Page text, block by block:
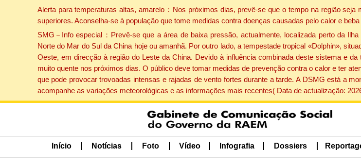
Alerta para temperaturas altas, amarelo：Nos próximos dias, prevê-se que o tempo na região
superiores. Aconselha-se à população que tome medidas contra doenças causadas pelo calor e
SMG－Info especial：Prevê-se que a área de baixa pressão, actualmente, localizada perto da
Norte do Mar do Sul da China hoje ou amanhã. Por outro lado, a tempestade tropical «Dolphin»,
Oeste, em direcção à região do Leste da China. Devido à influência combinada deste sistema e
muito quente nos próximos dias. O público deve tomar medidas de prevenção contra o calor e ter
que pode provocar trovoadas intensas e rajadas de vento fortes durante a tarde. A DSMG está a
acompanhe as variações meteorológicas e as informações mais recentes( Data de actualização:
Início Notícias Foto Vídeo Infografia Dossiers